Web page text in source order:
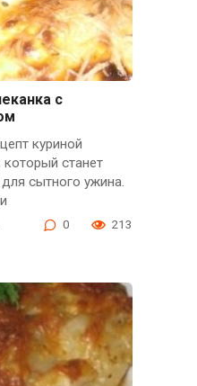
с
куриной
станет
сытного ужина.
0 213